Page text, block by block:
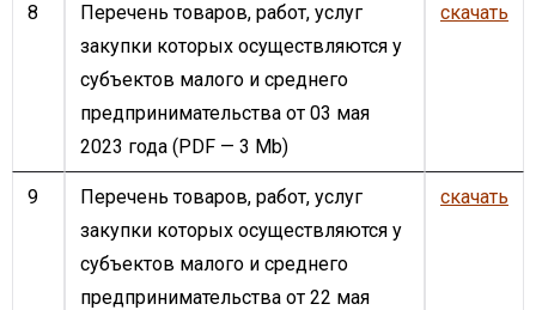
8
Перечень товаров, работ, услуг
закупки которых осуществляются у
субъектов малого и среднего
предпринимательства от 03 мая
2023 года (PDF — 3 Mb)
скачать
9
Перечень товаров, работ, услуг
закупки которых осуществляются у
субъектов малого и среднего
предпринимательства от 22 мая
скачать